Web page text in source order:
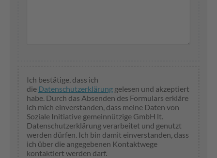
Ich bestätige, dass ich
die Datenschutzerklärung gelesen und akzeptiert
habe. Durch das Absenden des Formulars erkläre
ich mich einverstanden, dass meine Daten von
Soziale Initiative gemeinnützige GmbH lt.
Datenschutzerklärung verarbeitet und genutzt
werden dürfen. Ich bin damit einverstanden, dass
ich über die angegebenen Kontaktwege
kontaktiert werden darf.